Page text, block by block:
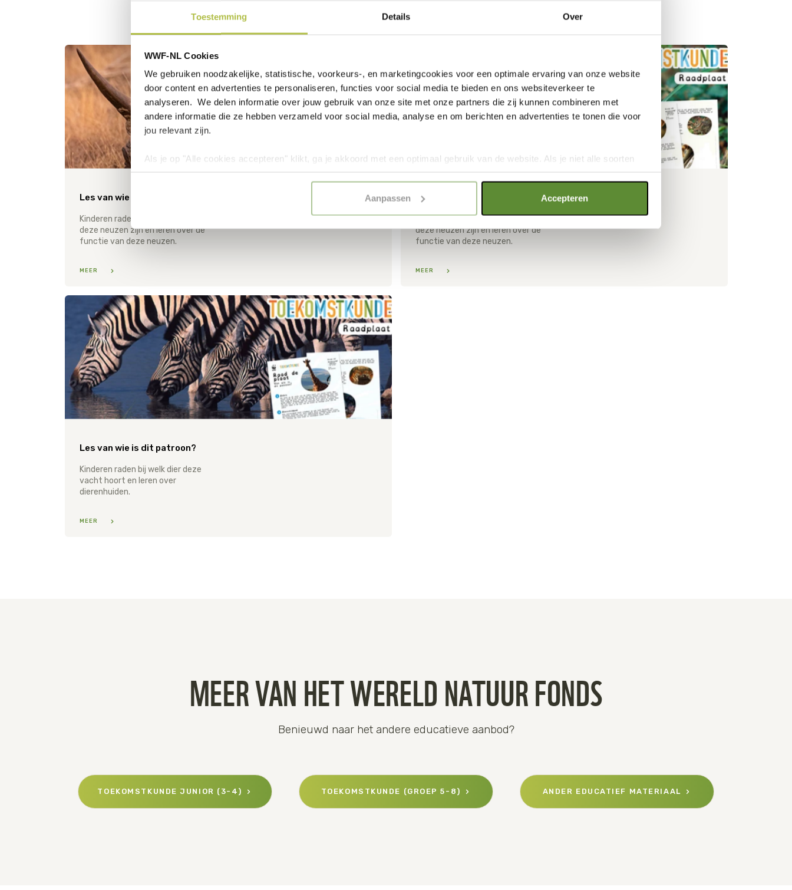
Toestemming Details Over
WWF-NL Cookies
We gebruiken noodzakelijke, statistische, voorkeurs-, en marketingcookies voor een optimale ervaring van onze website
door content en advertenties te personaliseren, functies voor social media te bieden en ons websiteverkeer te
analyseren. We delen informatie over jouw gebruik van onze site met onze partners die zij kunnen combineren met
andere informatie die ze hebben verzameld voor social media, analyse en om berichten en advertenties te tonen die voor
jou relevant zijn.
Als je op "Alle cookies accepteren" klikt, ga je akkoord met een optimaal gebruik van de website. Als je niet alle soorten
cookies wilt toestaan, maak dan jouw keuze in "selectie toestaan" of "alleen noodzakelijke cookies", wat wel gevolgen kan
Aanpassen Accepteren
Bij welk dier hoort dit plaatje? Met deze raadplaatjes maken kinderen kennis met dieren, hun zintuigen en
kenmerken.
Les van wie is deze neus? - wilde dieren
Kinderen raden van welk wild dier
deze neuzen zijn en leren over de
functie van deze neuzen.
MEER
Les van wie is deze neus? - boerderijdieren
Kinderen raden van welk wild dier
deze neuzen zijn en leren over de
functie van deze neuzen.
MEER
Les van wie is dit patroon?
Kinderen raden bij welk dier deze
vacht hoort en leren over
dierenhuiden.
MEER
MEER VAN HET WERELD NATUUR FONDS
Benieuwd naar het andere educatieve aanbod?
TOEKOMSTKUNDE JUNIOR (3-4) TOEKOMSTKUNDE (GROEP 5-8) ANDER EDUCATIEF MATERIAAL